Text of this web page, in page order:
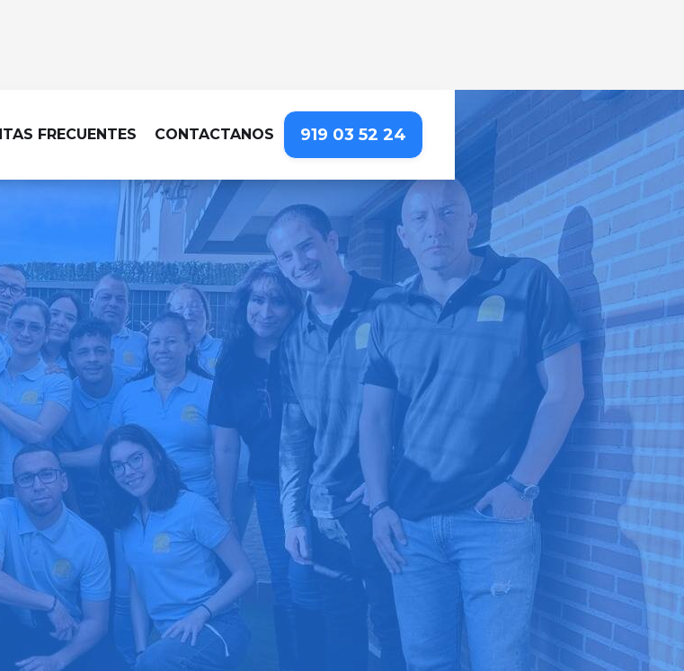
FRECUENTES CONTACTANOS 919 03 52 24
EN VALDEPIÉLAGOS
una limpieza detallada que resalta
acabado
Llama hoy: 919 03 52 24
confían en nosotros ⭐⭐⭐⭐⭐